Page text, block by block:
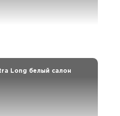
Long белый салон